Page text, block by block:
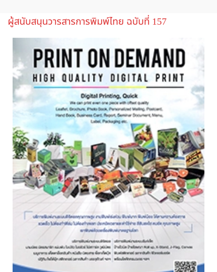
ผู้สนับสนุนวารสารการพิมพ์ไทย ฉบับที่ 157